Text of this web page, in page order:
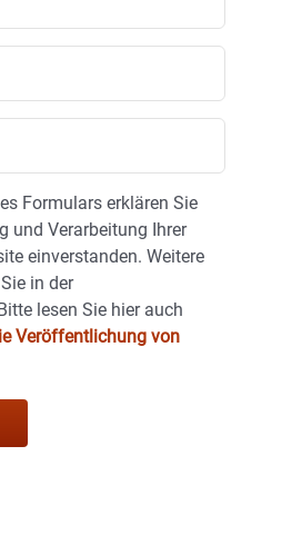
Formulars erklären Sie
und Verarbeitung Ihrer
einverstanden. Weitere
in der
lesen Sie hier auch
Veröffentlichung von